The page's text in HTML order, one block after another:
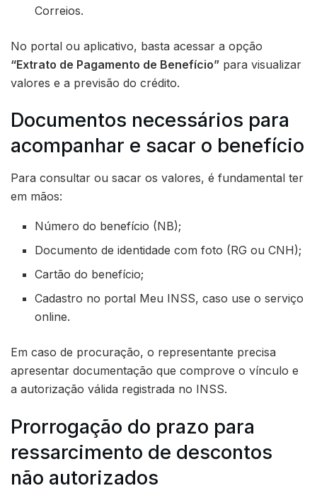
Correios.
No portal ou aplicativo, basta acessar a opção
“Extrato de Pagamento de Benefício” para visualizar
valores e a previsão do crédito.
Documentos necessários para
acompanhar e sacar o benefício
Para consultar ou sacar os valores, é fundamental ter
em mãos:
Número do benefício (NB);
Documento de identidade com foto (RG ou CNH);
Cartão do benefício;
Cadastro no portal Meu INSS, caso use o serviço
online.
Em caso de procuração, o representante precisa
apresentar documentação que comprove o vínculo e
a autorização válida registrada no INSS.
Prorrogação do prazo para
ressarcimento de descontos
não autorizados